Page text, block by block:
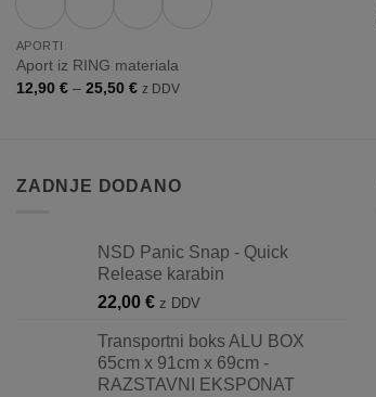
APORTI
Aport iz RING materiala
12,90 € – 25,50 €Cenovni
z DDV
ZADNJE DODANO
NSD Panic Snap - Quick
Release karabin
22,00 € z DDV
Transportni boks ALU BOX
65cm x 91cm x 69cm -
RAZSTAVNI EKSPONAT